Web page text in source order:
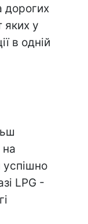
дорогих
яких у
в одній
на
успішно
LPG -